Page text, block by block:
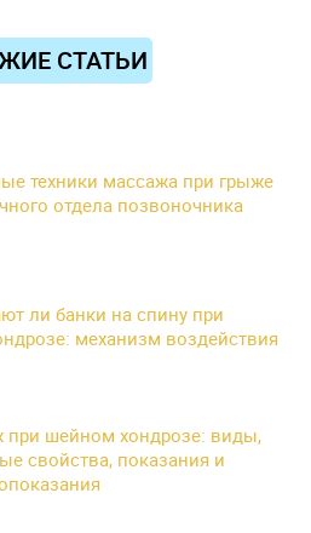
СТАТЬИ
техники массажа при грыже
отдела позвоночника
ли банки на спину при
механизм воздействия
при шейном хондрозе: виды,
свойства, показания и